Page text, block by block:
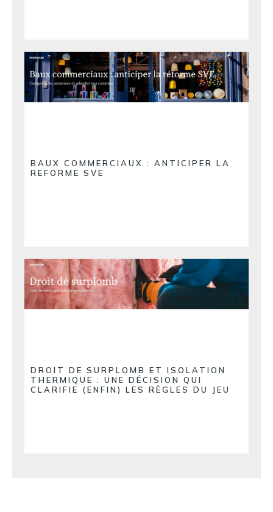
BAUX COMMERCIAUX : ANTICIPER LA
REFORME SVE
DROIT DE SURPLOMB ET ISOLATION
THERMIQUE : UNE DÉCISION QUI
CLARIFIE (ENFIN) LES RÈGLES DU JEU